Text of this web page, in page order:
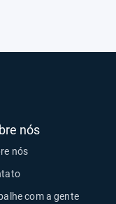
nós
nós
com a gente